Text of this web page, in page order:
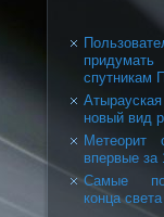
спутникам
новый вид
Метеорит
впервые за
Самые
конца